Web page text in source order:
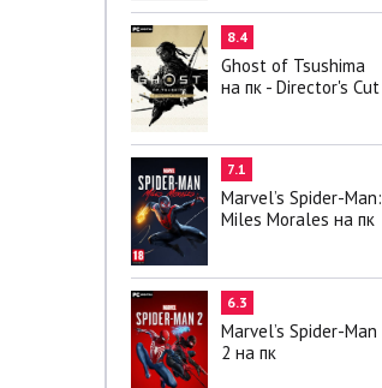
8.4
Ghost of Tsushima
на пк - Director's Cut
7.1
Marvel’s Spider-Man:
Miles Morales на пк
6.3
Marvel’s Spider-Man
2 на пк